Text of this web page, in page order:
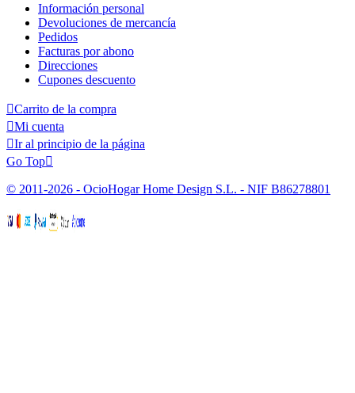
Información personal
Devoluciones de mercancía
Pedidos
Facturas por abono
Direcciones
Cupones descuento
Carrito de la compra
Mi cuenta
Ir al principio de la página
Go Top
© 2011-2026 - OcioHogar Home Design S.L. - NIF B86278801